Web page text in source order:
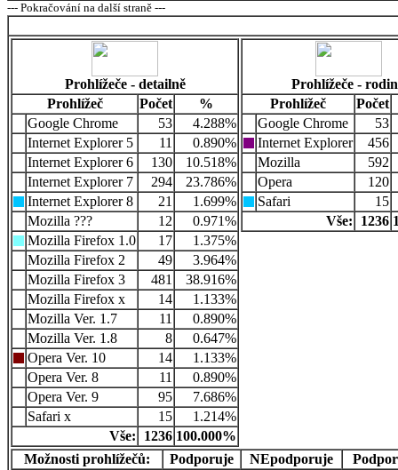
--- Pokračování na další straně ---
Prohlížeče - detailně
Prohlížeč
Počet
%
Google Chrome
53
4.288%
Internet Explorer 5
11
0.890%
Internet Explorer 6
130
10.518%
Internet Explorer 7
294
23.786%
Internet Explorer 8
21
1.699%
Mozilla ???
12
0.971%
Mozilla Firefox 1.0
17
1.375%
Mozilla Firefox 2
49
3.964%
Mozilla Firefox 3
481
38.916%
Mozilla Firefox x
14
1.133%
Mozilla Ver. 1.7
11
0.890%
Mozilla Ver. 1.8
8
0.647%
Opera Ver. 10
14
1.133%
Opera Ver. 8
11
0.890%
Opera Ver. 9
95
7.686%
Safari x
15
1.214%
Vše:
1236 100.000%
Prohlížeče -
Prohlížeč
Počet
Google Chrome
53
Internet Explorer
456
Mozilla
592
Opera
120
Safari
15
Vše:
1236
Možnosti prohlížečů: Podporuje NEpodporuje